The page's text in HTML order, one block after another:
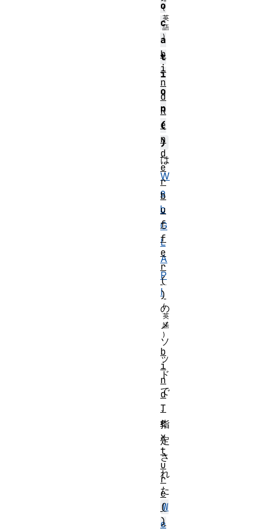
o
c
a
t
i
o
n
(
)
は
W
e
b
G
L
A
P
I
の
メ
ソ
ッ
ド
で
、
指
定
さ
れ
た
W
e
b
i
n
d
R
e
n
d
e
r
b
u
f
f
e
r
(
)
b
i
n
d
T
e
x
t
u
r
e
(
)